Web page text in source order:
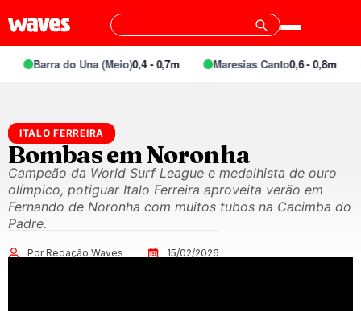
Barra do Una (Meio)0,4 - 0,7m Maresias Canto0,6 - 0,8m
ITALO FERREIRA
Bombas em Noronha
Campeão da World Surf League e medalhista de ouro
olímpico, potiguar Italo Ferreira aproveita verão em
Fernando de Noronha com muitos tubos na Cacimba do
Padre.
Por Redação Waves 15/02/2026